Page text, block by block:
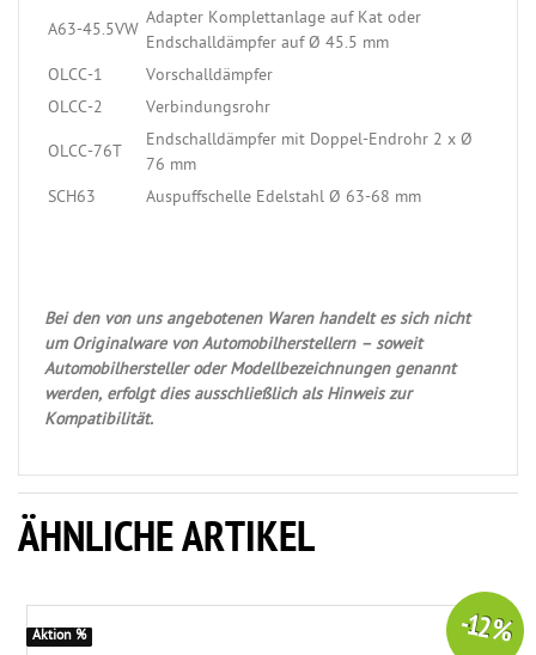
A63-45.5VW
Adapter Komplettanlage auf Kat oder
Endschalldämpfer auf Ø 45.5 mm
OLCC-1
Vorschalldämpfer
OLCC-2
Verbindungsrohr
OLCC-76T
Endschalldämpfer mit Doppel-Endrohr 2 x Ø
76 mm
SCH63
Auspuffschelle Edelstahl Ø 63-68 mm
Bei den von uns angebotenen Waren handelt es sich nicht
um Originalware von Automobilherstellern – soweit
Automobilhersteller oder Modellbezeichnungen genannt
werden, erfolgt dies ausschließlich als Hinweis zur
Kompatibilität.
ÄHNLICHE ARTIKEL
-12 %
Aktion %